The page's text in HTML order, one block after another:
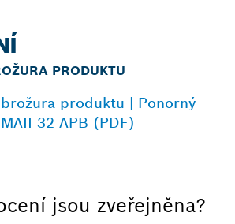
PRODUKTU
produktu | Ponorný
32 APB (PDF)
jsou zveřejněna?